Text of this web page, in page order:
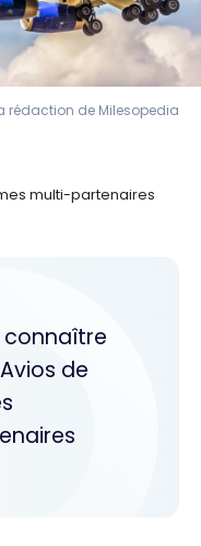
rédaction de Milesopedia
multi-partenaires
connaître
de